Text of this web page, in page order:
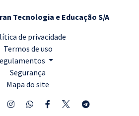
Tecnologia e Educação S/A
de privacidade
Termos de uso
Segurança
Mapa do site